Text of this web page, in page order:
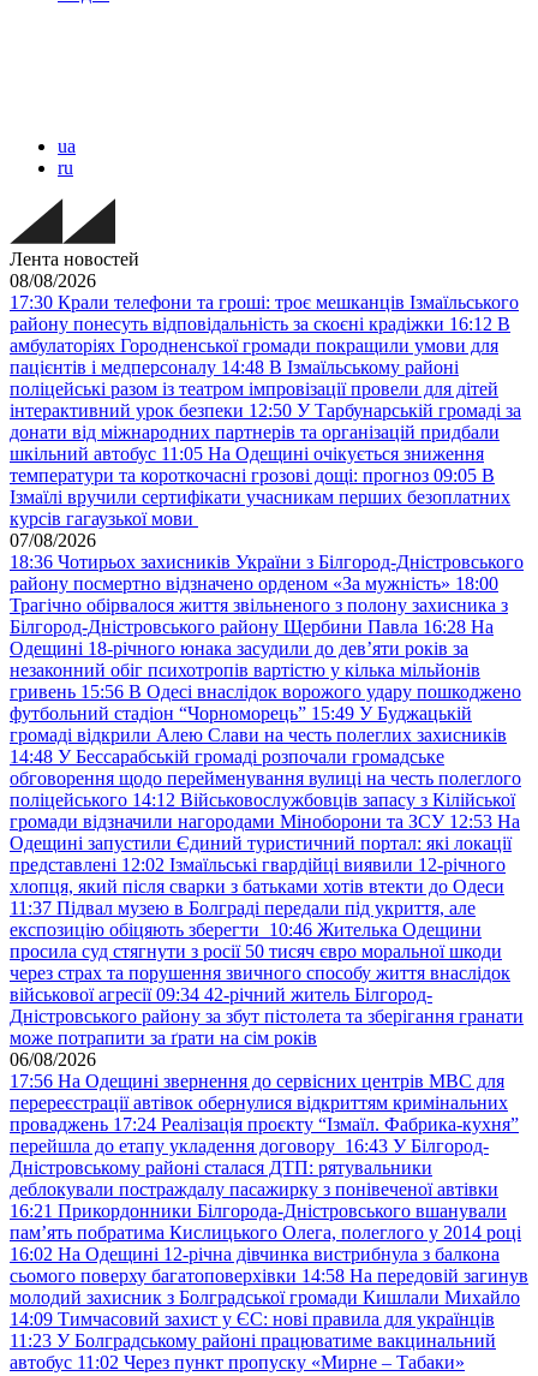
ua
ru
Лента новостей
08/08/2026
17:30 Крали телефони та гроші: троє мешканців Ізмаїльського
району понесуть відповідальність за скоєні крадіжки 16:12 В
амбулаторіях Городненської громади покращили умови для
пацієнтів і медперсоналу 14:48 В Ізмаїльському районі
поліцейські разом із театром імпровізації провели для дітей
інтерактивний урок безпеки 12:50 У Тарбунарській громаді за
донати від міжнародних партнерів та організацій придбали
шкільний автобус 11:05 На Одещині очікується зниження
температури та короткочасні грозові дощі: прогноз 09:05 В
Ізмаїлі вручили сертифікати учасникам перших безоплатних
курсів гагаузької мови
07/08/2026
18:36 Чотирьох захисників України з Білгород-Дністровського
району посмертно відзначено орденом «За мужність» 18:00
Трагічно обірвалося життя звільненого з полону захисника з
Білгород-Дністровського району Щербини Павла 16:28 На
Одещині 18-річного юнака засудили до дев’яти років за
незаконний обіг психотропів вартістю у кілька мільйонів
гривень 15:56 В Одесі внаслідок ворожого удару пошкоджено
футбольний стадіон “Чорноморець” 15:49 У Буджацькій
громаді відкрили Алею Слави на честь полеглих захисників
14:48 У Бессарабській громаді розпочали громадське
обговорення щодо перейменування вулиці на честь полеглого
поліцейського 14:12 Військовослужбовців запасу з Кілійської
громади відзначили нагородами Міноборони та ЗСУ 12:53 На
Одещині запустили Єдиний туристичний портал: які локації
представлені 12:02 Ізмаїльські гвардійці виявили 12-річного
хлопця, який після сварки з батьками хотів втекти до Одеси
11:37 Підвал музею в Болграді передали під укриття, але
експозицію обіцяють зберегти 10:46 Жителька Одещини
просила суд стягнути з росії 50 тисяч євро моральної шкоди
через страх та порушення звичного способу життя внаслідок
військової агресії 09:34 42-річний житель Білгород-
Дністровського району за збут пістолета та зберігання гранати
може потрапити за ґрати на сім років
06/08/2026
17:56 На Одещині звернення до сервісних центрів МВС для
перереєстрації автівок обернулися відкриттям кримінальних
проваджень 17:24 Реалізація проєкту “Ізмаїл. Фабрика-кухня”
перейшла до етапу укладення договору 16:43 У Білгород-
Дністровському районі сталася ДТП: рятувальники
деблокували постраждалу пасажирку з понівеченої автівки
16:21 Прикордонники Білгорода-Дністровського вшанували
пам’ять побратима Кислицького Олега, полеглого у 2014 році
16:02 На Одещині 12-річна дівчинка вистрибнула з балкона
сьомого поверху багатоповерхівки 14:58 На передовій загинув
молодий захисник з Болградської громади Кишлали Михайло
14:09 Тимчасовий захист у ЄС: нові правила для українців
11:23 У Болградському районі працюватиме вакцинальний
автобус 11:02 Через пункт пропуску «Мирне – Табаки»